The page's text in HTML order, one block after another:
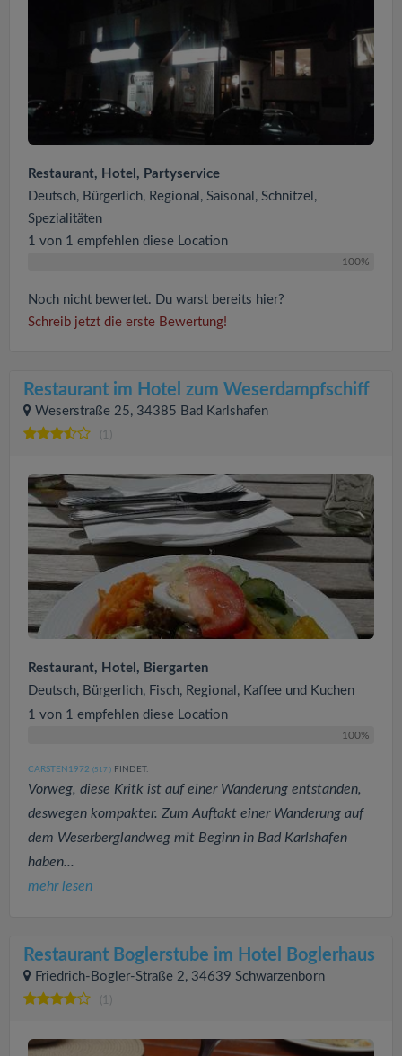
Restaurant, Hotel, Partyservice
Deutsch, Bürgerlich, Regional, Saisonal, Schnitzel,
Spezialitäten
1 von 1 empfehlen diese Location
100%
Noch nicht bewertet. Du warst bereits hier?
Schreib jetzt die erste Bewertung!
Restaurant im Hotel zum Weserdampfschiff
Weserstraße 25, 34385 Bad Karlshafen
(1)
Restaurant, Hotel, Biergarten
Deutsch, Bürgerlich, Fisch, Regional, Kaffee und Kuchen
1 von 1 empfehlen diese Location
100%
CARSTEN1972 (517 ) FINDET:
Vorweg, diese Kritk ist auf einer Wanderung entstanden,
deswegen kompakter. Zum Auftakt einer Wanderung auf
dem Weserberglandweg mit Beginn in Bad Karlshafen
haben...
mehr lesen
Restaurant Boglerstube im Hotel Boglerhaus
Friedrich-Bogler-Straße 2, 34639 Schwarzenborn
(1)